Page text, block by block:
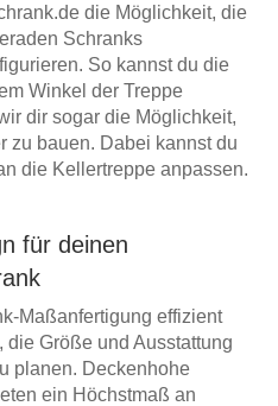
die Möglichkeit, die
Schranks
So kannst du die
Winkel der Treppe
dir sogar die Möglichkeit,
zu bauen. Dabei kannst du
die Kellertreppe anpassen.
für deinen
Maßanfertigung effizient
die Größe und Ausstattung
planen. Deckenhohe
ein Höchstmaß an